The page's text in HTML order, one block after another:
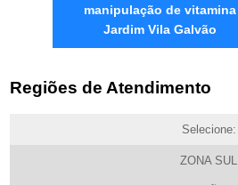
manipulação de vitamina
Jardim Vila Galvão
Regiões de Atendimento
Selecione:
ZONA SUL